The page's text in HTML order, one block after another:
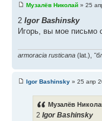
Музалёв Николай » 25
2 Igor Bashinsky
Игорь, вы мое письмо
armoracia rusticana (lat.),
Igor Bashinsky » 25 апр
Музалёв
2 Igor Bashinsky